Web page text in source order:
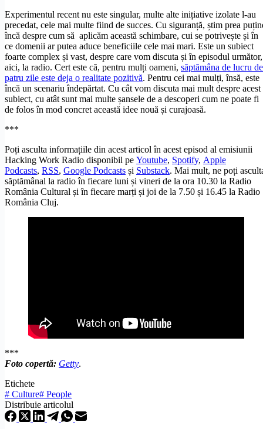
Experimentul recent nu este singular, multe alte inițiative izolate l-au
precedat, cele mai multe fiind de succes. Cu siguranță, știm prea
încă despre cum să aplicăm această schimbare, cui se potrivește și în
ce domenii ar putea aduce beneficiile cele mai mari. Este un subiect
foarte complex și vast, despre care vom discuta și în episodul următor,
aici, la radio. Cert este că, pentru mulți oameni, săptămâna de lucru de
patru zile este deja o realitate pozitivă. Pentru cei mai mulți, însă, este
încă un scenariu îndepărtat. Cu cât vom discuta mai mult despre acest
subiect, cu atât sunt mai multe șansele de a descoperi cum ne poate fi
de folos în mod concret această idee nouă și curajoasă.
***
Poți asculta informațiile din acest articol în acest episod al emisiunii
Hacking Work Radio disponibil pe Youtube, Spotify, Apple
Podcasts, RSS, Google Podcasts și Substack. Mai mult, ne poți
săptămânal la radio în fiecare luni și vineri de la ora 10.30 la Radio
România Cultural și în fiecare marți și joi de la 7.50 și 16.45 la Radio
România Cluj.
***
Foto copertă: Getty.
Etichete
# Culture# People
Distribuie articolul